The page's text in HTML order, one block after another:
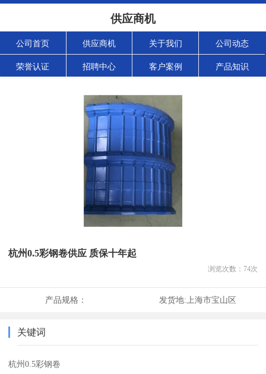
供应商机
公司首页 供应商机 关于我们 公司动态
荣誉认证 招聘中心 客户案例 产品知识
杭州0.5彩钢卷供应 质保十年起
浏览次数： 74次
产品规格： 发货地: 上海市宝山区
关键词
杭州0.5彩钢卷